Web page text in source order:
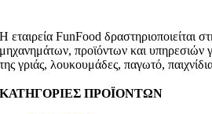
Η εταιρεία FunFood δραστηριοποιείται
μηχανημάτων, προϊόντων και υπηρεσιών
της γριάς, λουκουμάδες, παγωτό,
ΚΑΤΗΓΟΡΙΕΣ ΠΡΟΪΟΝΤΩΝ